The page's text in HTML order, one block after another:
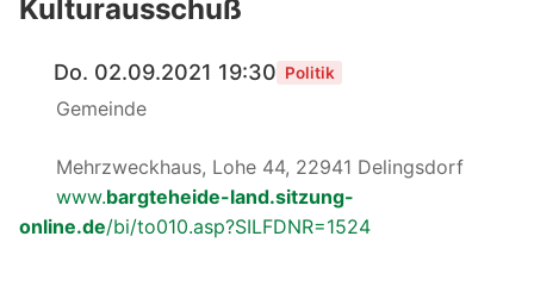
Kulturausschuß
Do. 02.09.2021 19:30 Politik
Gemeinde
Mehrzweckhaus, Lohe 44, 22941 Delingsdorf
www.bargteheide-land.sitzung-
online.de/bi/to010.asp?SILFDNR=1524